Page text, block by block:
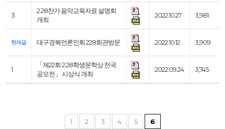
3
2·28찬가 음악교육자료 설명회
개최
2022.10.27 3,981
현재글 대구경북언론인회 228회관방문 2022.10.12 3,909
1
「제22회 2·28학생문학상 전국
공모전」 시상식 개최
2022.09.24 3,745
1 2 3 4 5 6